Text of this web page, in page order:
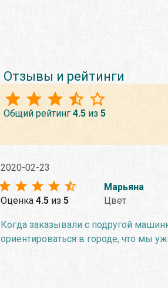
Отзывы и рейтинги
Общий рейтинг 4.5из 5
2020-02-23
Оценка 4.5из 5
Марьяна
Цвет
Когда заказывали с подругой
ориентироваться в городе, что мы